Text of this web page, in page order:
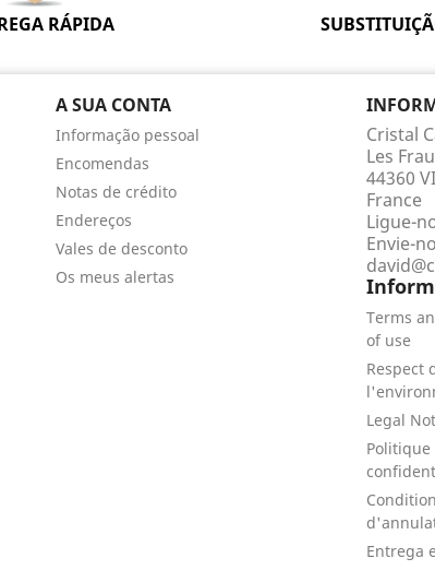
RÁPIDA
A SUA CONTA
Informação pessoal
Encomendas
Notas de crédito
Endereços
Vales de desconto
Os meus alertas
Cristal
Les
44360
France
Ligue-
Envie-
Terms
of use
Respect
Legal
Politique
Entrega